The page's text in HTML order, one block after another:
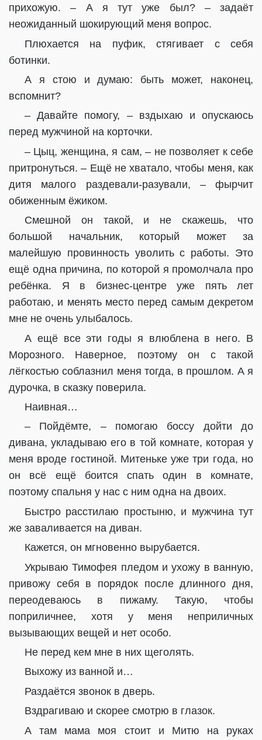
прихожую. – А я тут уже был? – задаёт
неожиданный шокирующий меня вопрос.
Плюхается на пуфик, стягивает с себя
ботинки.
А я стою и думаю: быть может, наконец,
вспомнит?
– Давайте помогу, – вздыхаю и опускаюсь
перед мужчиной на корточки.
– Цыц, женщина, я сам, – не позволяет к себе
притронуться. – Ещё не хватало, чтобы меня, как
дитя малого раздевали-разували, – фырчит
обиженным ёжиком.
Смешной он такой, и не скажешь, что
большой начальник, который может за
малейшую провинность уволить с работы. Это
ещё одна причина, по которой я промолчала про
ребёнка. Я в бизнес-центре уже пять лет
работаю, и менять место перед самым декретом
мне не очень улыбалось.
А ещё все эти годы я влюблена в него. В
Морозного. Наверное, поэтому он с такой
лёгкостью соблазнил меня тогда, в прошлом. А я
дурочка, в сказку поверила.
Наивная…
– Пойдёмте, – помогаю боссу дойти до
дивана, укладываю его в той комнате, которая у
меня вроде гостиной. Митеньке уже три года, но
он всё ещё боится спать один в комнате,
поэтому спальня у нас с ним одна на двоих.
Быстро расстилаю простыню, и мужчина тут
же заваливается на диван.
Кажется, он мгновенно вырубается.
Укрываю Тимофея пледом и ухожу в ванную,
привожу себя в порядок после длинного дня,
переодеваюсь в пижаму. Такую, чтобы
поприличнее, хотя у меня неприличных
вызывающих вещей и нет особо.
Не перед кем мне в них щеголять.
Выхожу из ванной и…
Раздаётся звонок в дверь.
Вздрагиваю и скорее смотрю в глазок.
А там мама моя стоит и Митю на руках